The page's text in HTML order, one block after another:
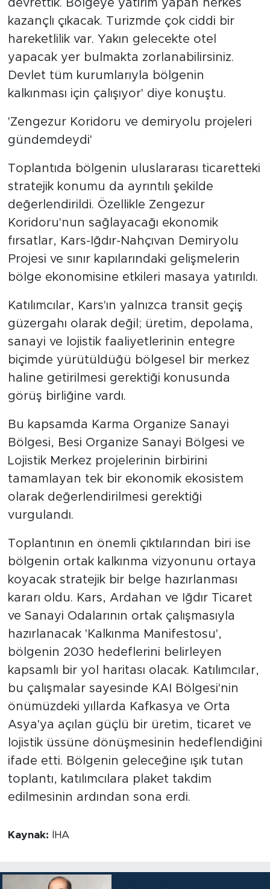
devrettik. Bölgeye yatırım yapan herkes
kazançlı çıkacak. Turizmde çok ciddi bir
hareketlilik var. Yakın gelecekte otel
yapacak yer bulmakta zorlanabilirsiniz.
Devlet tüm kurumlarıyla bölgenin
kalkınması için çalışıyor' diye konuştu.
'Zengezur Koridoru ve demiryolu projeleri
gündemdeydi'
Toplantıda bölgenin uluslararası ticaretteki
stratejik konumu da ayrıntılı şekilde
değerlendirildi. Özellikle Zengezur
Koridoru'nun sağlayacağı ekonomik
fırsatlar, Kars-Iğdır-Nahçıvan Demiryolu
Projesi ve sınır kapılarındaki gelişmelerin
bölge ekonomisine etkileri masaya yatırıldı.
Katılımcılar, Kars'ın yalnızca transit geçiş
güzergahı olarak değil; üretim, depolama,
sanayi ve lojistik faaliyetlerinin entegre
biçimde yürütüldüğü bölgesel bir merkez
haline getirilmesi gerektiği konusunda
görüş birliğine vardı.
Bu kapsamda Karma Organize Sanayi
Bölgesi, Besi Organize Sanayi Bölgesi ve
Lojistik Merkez projelerinin birbirini
tamamlayan tek bir ekonomik ekosistem
olarak değerlendirilmesi gerektiği
vurgulandı.
Toplantının en önemli çıktılarından biri ise
bölgenin ortak kalkınma vizyonunu ortaya
koyacak stratejik bir belge hazırlanması
kararı oldu. Kars, Ardahan ve Iğdır Ticaret
ve Sanayi Odalarının ortak çalışmasıyla
hazırlanacak 'Kalkınma Manifestosu',
bölgenin 2030 hedeflerini belirleyen
kapsamlı bir yol haritası olacak. Katılımcılar,
bu çalışmalar sayesinde KAI Bölgesi'nin
önümüzdeki yıllarda Kafkasya ve Orta
Asya'ya açılan güçlü bir üretim, ticaret ve
lojistik üssüne dönüşmesinin hedeflendiğini
ifade etti. Bölgenin geleceğine ışık tutan
toplantı, katılımcılara plaket takdim
edilmesinin ardından sona erdi.
Kaynak: İHA